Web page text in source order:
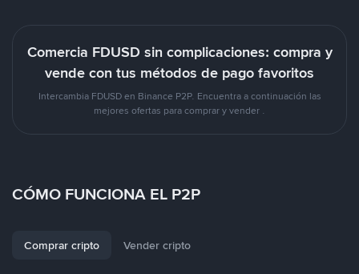
Comercia FDUSD sin complicaciones: compra y
vende con tus métodos de pago favoritos
Intercambia FDUSD en Binance P2P. Encuentra a continuación las
mejores ofertas para comprar y vender .
CÓMO FUNCIONA EL P2P
Comprar cripto Vender cripto